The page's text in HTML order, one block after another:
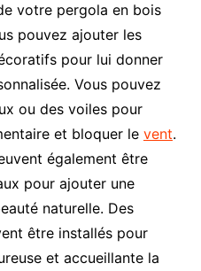
votre pergola en bois
pouvez ajouter les
pour lui donner
Vous pouvez
ou des voiles pour
et bloquer le vent.
également être
pour ajouter une
naturelle. Des
être installés pour
et accueillante la